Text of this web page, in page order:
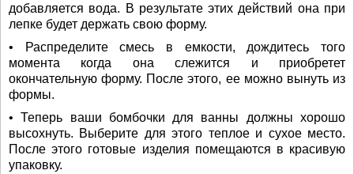
добавляется вода. В результате этих действий она при
лепке будет держать свою форму.
• Распределите смесь в емкости, дождитесь того
момента когда она слежится и приобретет
окончательную форму. После этого, ее можно вынуть из
формы.
• Теперь ваши бомбочки для ванны должны хорошо
высохнуть. Выберите для этого теплое и сухое место.
После этого готовые изделия помещаются в красивую
упаковку.